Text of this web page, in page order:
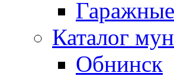
Каталог
Обнинск